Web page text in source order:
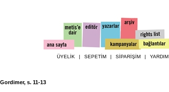
ÜYELİK | SEPETİM | SİPARİŞİM | YARDIM
s. 11-13